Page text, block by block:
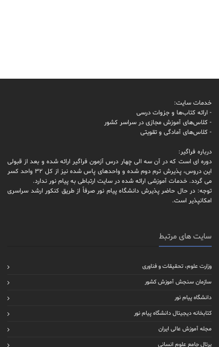
خدمات سایت:
- ارائه کتاب‌ها و جزوات درسی
- کلاس‌های آموزش مجازی در سراسر کشور
- کلاس‌های آمادگی و تقویتی
درباره فراگیر:
دوره ای است که در آن سه الی چهار درس آزمون فراگیر ارائه شده و بعد از قبولی
این دروس، پذیرش ترم دوم شده و واحدهای پاس شده نیز از کل 32 واحد کسر
می گردد. خدمات آموزشی ارائه شده در سایت ارتباطی به پیام نور ندارد.
توجه: در حال حاضر پذیرش دانشگاه پیام نور صرفاً از طریق کنکور ارشد سراسری
امکانپذیر است.
سایت های مرتبط
وزارت علوم، تحقیقات و فناوری
سازمان سنجش آموزش کشور
دانشگاه پیام نور
کتابخانه دیجیتال دانشگاه پیام نور
مجله آموزش عالی ایران
پرتال جامع علوم انسانی